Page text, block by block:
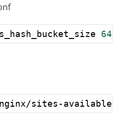
64
sites-available/